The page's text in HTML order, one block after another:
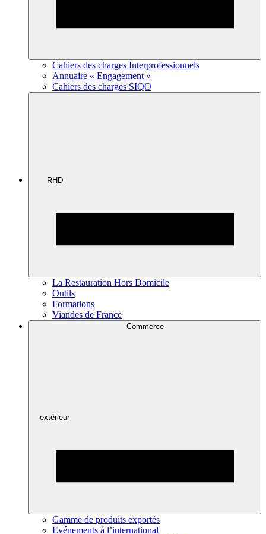
Cahiers des charges Interprofessionnels
Annuaire « Engagement »
Cahiers des charges SIQO
RHD
La Restauration Hors Domicile
Outils
Formations
Viandes de France
Commerce
extérieur
Gamme de produits exportés
Evénements à l’international